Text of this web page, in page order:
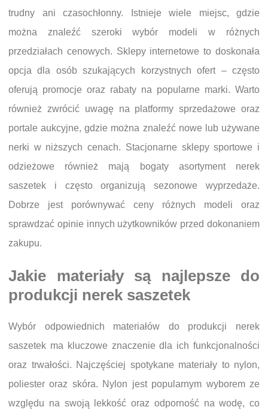
trudny ani czasochłonny. Istnieje wiele miejsc, gdzie
można znaleźć szeroki wybór modeli w różnych
przedziałach cenowych. Sklepy internetowe to doskonała
opcja dla osób szukających korzystnych ofert – często
oferują promocje oraz rabaty na popularne marki. Warto
również zwrócić uwagę na platformy sprzedażowe oraz
portale aukcyjne, gdzie można znaleźć nowe lub używane
nerki w niższych cenach. Stacjonarne sklepy sportowe i
odzieżowe również mają bogaty asortyment nerek
saszetek i często organizują sezonowe wyprzedaże.
Dobrze jest porównywać ceny różnych modeli oraz
sprawdzać opinie innych użytkowników przed dokonaniem
zakupu.
Jakie materiały są najlepsze do
produkcji nerek saszetek
Wybór odpowiednich materiałów do produkcji nerek
saszetek ma kluczowe znaczenie dla ich funkcjonalności
oraz trwałości. Najczęściej spotykane materiały to nylon,
poliester oraz skóra. Nylon jest popularnym wyborem ze
względu na swoją lekkość oraz odporność na wodę, co